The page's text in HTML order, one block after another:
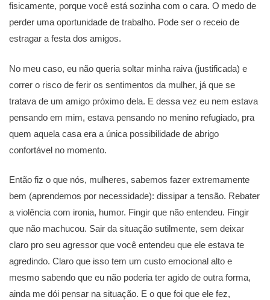
fisicamente, porque você está sozinha com o cara. O medo de
perder uma oportunidade de trabalho. Pode ser o receio de
estragar a festa dos amigos.
No meu caso, eu não queria soltar minha raiva (justificada) e
correr o risco de ferir os sentimentos da mulher, já que se
tratava de um amigo próximo dela. E dessa vez eu nem estava
pensando em mim, estava pensando no menino refugiado, pra
quem aquela casa era a única possibilidade de abrigo
confortável no momento.
Então fiz o que nós, mulheres, sabemos fazer extremamente
bem (aprendemos por necessidade): dissipar a tensão. Rebater
a violência com ironia, humor. Fingir que não entendeu. Fingir
que não machucou. Sair da situação sutilmente, sem deixar
claro pro seu agressor que você entendeu que ele estava te
agredindo. Claro que isso tem um custo emocional alto e
mesmo sabendo que eu não poderia ter agido de outra forma,
ainda me dói pensar na situação. E o que foi que ele fez,